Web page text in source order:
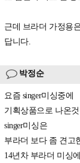
근데 브라더 가정용
답니다.
박정순
요즘 singer미싱중에
기획상품으로 나온
singer미싱은
부라더 보다 좀 견고
14년차 부라더 미싱